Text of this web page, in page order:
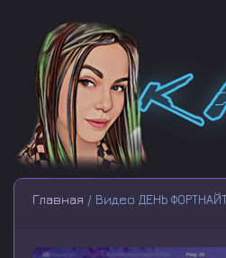
Главная / Видео ДЕНЬ